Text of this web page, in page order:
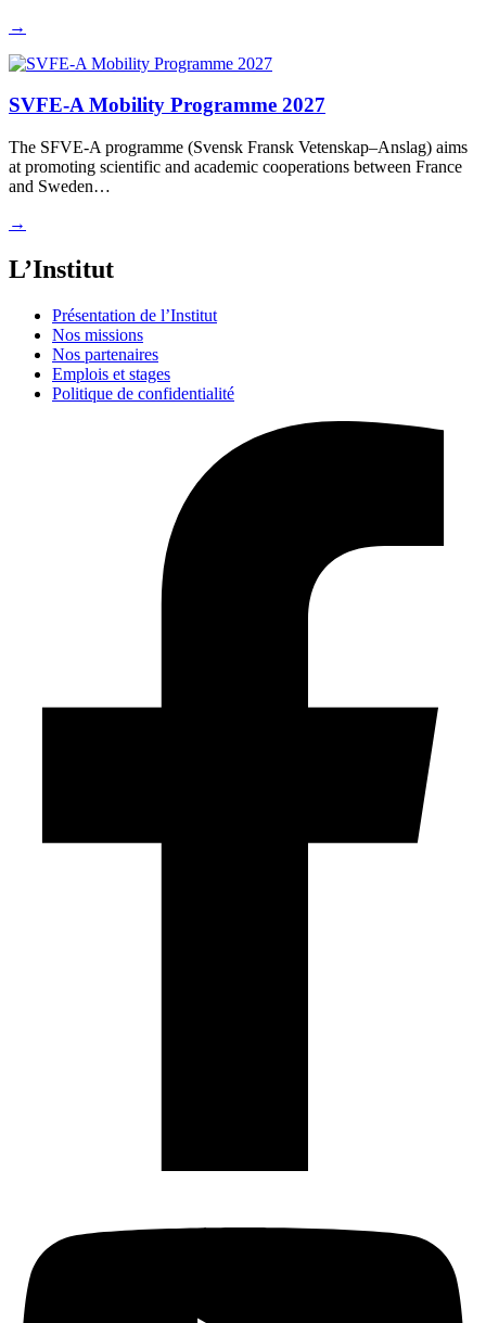
→
SVFE-A Mobility Programme 2027
The SFVE-A programme (Svensk Fransk Vetenskap–Anslag) aims
at promoting scientific and academic cooperations between France
and Sweden…
→
L’Institut
Présentation de l’Institut
Nos missions
Nos partenaires
Emplois et stages
Politique de confidentialité